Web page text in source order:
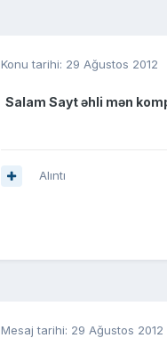
Konu tarihi: 29 Ağustos 2012
Salam Sayt əhli mən
Alıntı
Mesaj tarihi: 29 Ağustos 2012